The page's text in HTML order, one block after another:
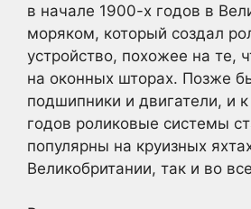
в начале 1900-х годов в
моряком, который создал
устройство, похожее на те,
на оконных шторах. Позже
подшипники и двигатели, и
годов роликовые системы
популярны на круизных
Великобритании, так и во